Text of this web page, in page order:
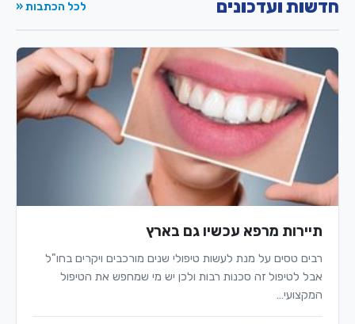
חדשות ועדכונים לכל הכתבות «
תיירות מרפא עכשיו גם בארץ
רבים טסים על מנת לעשות טיפולי שנים מורכבים ויקרים בחו"ל
אבל לטיפול זה סכנות רבות ולכן יש מי שמחפש את הטיפול
המקצועי…